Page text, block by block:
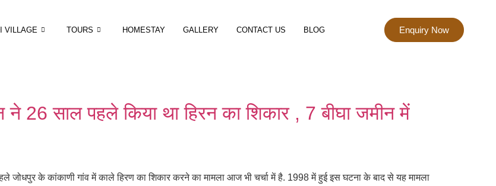
VILLAGE TOURS HOMESTAY GALLERY CONTACT US BLOG Enquiry Now
26 साल पहले किया था हिरन का शिकार , 7 बीघा जमीन में
जोधपुर के कांकाणी गांव में काले हिरण का शिकार करने का मामला आज भी चर्चा में है. 1998 में हुई इस घटना के बाद से यह मामला